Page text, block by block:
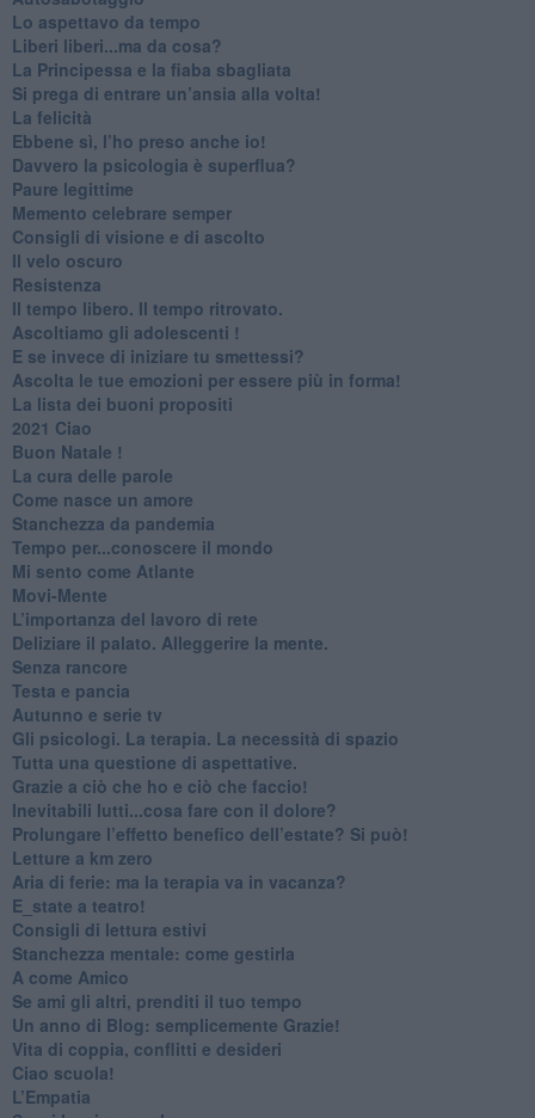
​Lo aspettavo da tempo
​Liberi liberi...ma da cosa?
​La Principessa e la fiaba sbagliata
Si prega di entrare un’ansia alla volta!
​La felicità
​Ebbene sì, l’ho preso anche io!
​Davvero la psicologia è superflua?
Paure legittime
​Memento celebrare semper
​Consigli di visione e di ascolto
​Il velo oscuro
Resistenza
​Il tempo libero. Il tempo ritrovato.
Ascoltiamo gli adolescenti !
​E se invece di iniziare tu smettessi?
​Ascolta le tue emozioni per essere più in forma!
​La lista dei buoni propositi
2021 Ciao
Buon Natale !
​La cura delle parole
​Come nasce un amore
Stanchezza da pandemia
​Tempo per...conoscere il mondo
​Mi sento come Atlante
​Movi-Mente
​L’importanza del lavoro di rete
​Deliziare il palato. Alleggerire la mente.
​Senza rancore
​Testa e pancia
​Autunno e serie tv
​Gli psicologi. La terapia. La necessità di spazio
​Tutta una questione di aspettative.
​Grazie a ciò che ho e ciò che faccio!
​Inevitabili lutti...cosa fare con il dolore?
Prolungare l’effetto benefico dell’estate? Si può!
​Letture a km zero
​Aria di ferie: ma la terapia va in vacanza?
​E_state a teatro!
​Consigli di lettura estivi
​Stanchezza mentale: come gestirla
​A come Amico
​Se ami gli altri, prenditi il tuo tempo
​Un anno di Blog: semplicemente Grazie!
​Vita di coppia, conflitti e desideri
​Ciao scuola!
​L’Empatia